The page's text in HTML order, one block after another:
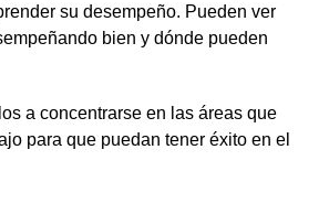
su desempeño. Pueden ver
bien y dónde pueden
a concentrarse en las áreas que
para que puedan tener éxito en el